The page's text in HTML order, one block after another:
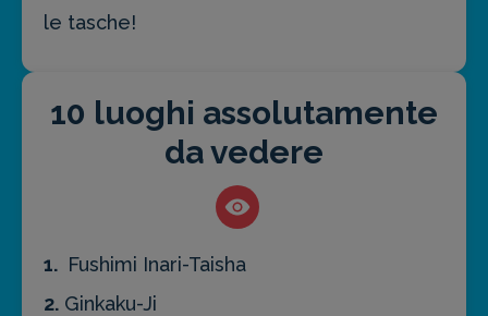
le tasche!
10 luoghi assolutamente
da vedere
1. Fushimi Inari-Taisha
2. Ginkaku-Ji